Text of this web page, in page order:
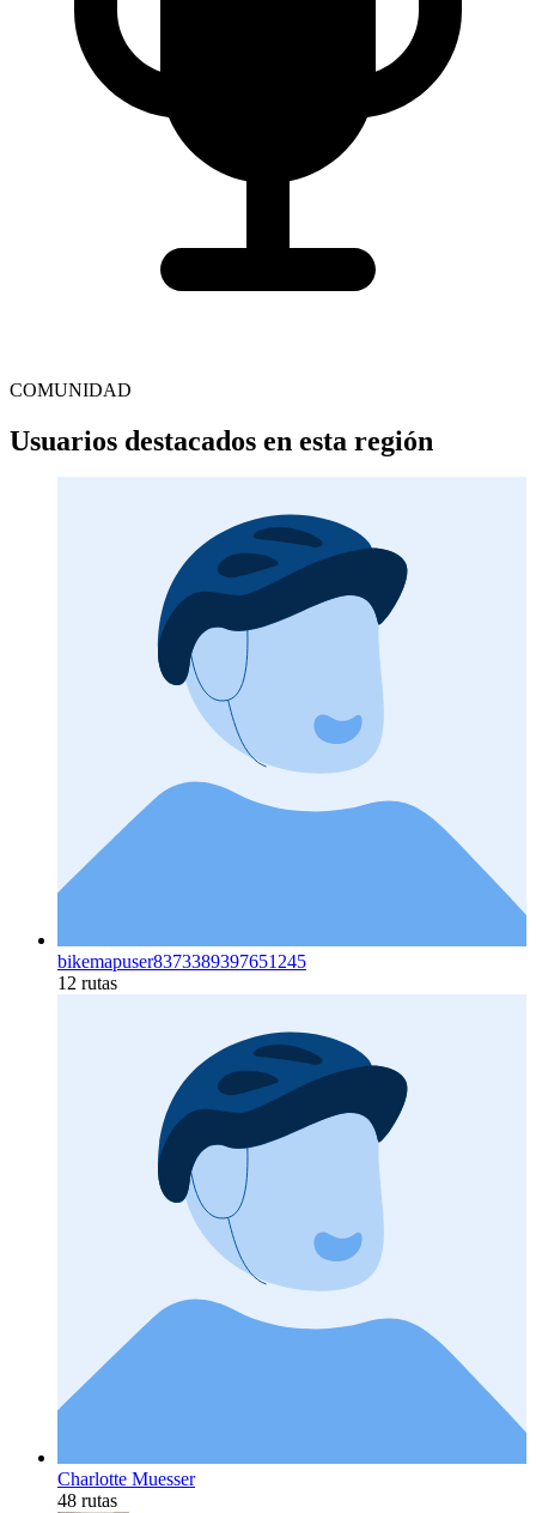
COMUNIDAD
Usuarios destacados en esta región
bikemapuser8373389397651245
12 rutas
Charlotte Muesser
48 rutas